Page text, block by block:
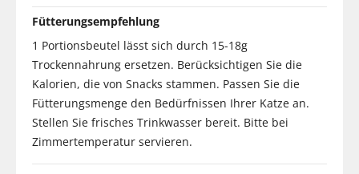
Fütterungsempfehlung
1 Portionsbeutel lässt sich durch 15-18g
Trockennahrung ersetzen. Berücksichtigen Sie die
Kalorien, die von Snacks stammen. Passen Sie die
Fütterungsmenge den Bedürfnissen Ihrer Katze an.
Stellen Sie frisches Trinkwasser bereit. Bitte bei
Zimmertemperatur servieren.